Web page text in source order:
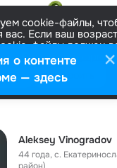
cookie-файлы,
вас. Если ваш
файлы должен
Больше
все Настроить
Aleksey Vinogradov
44 года,с.
о контенте
— здесь